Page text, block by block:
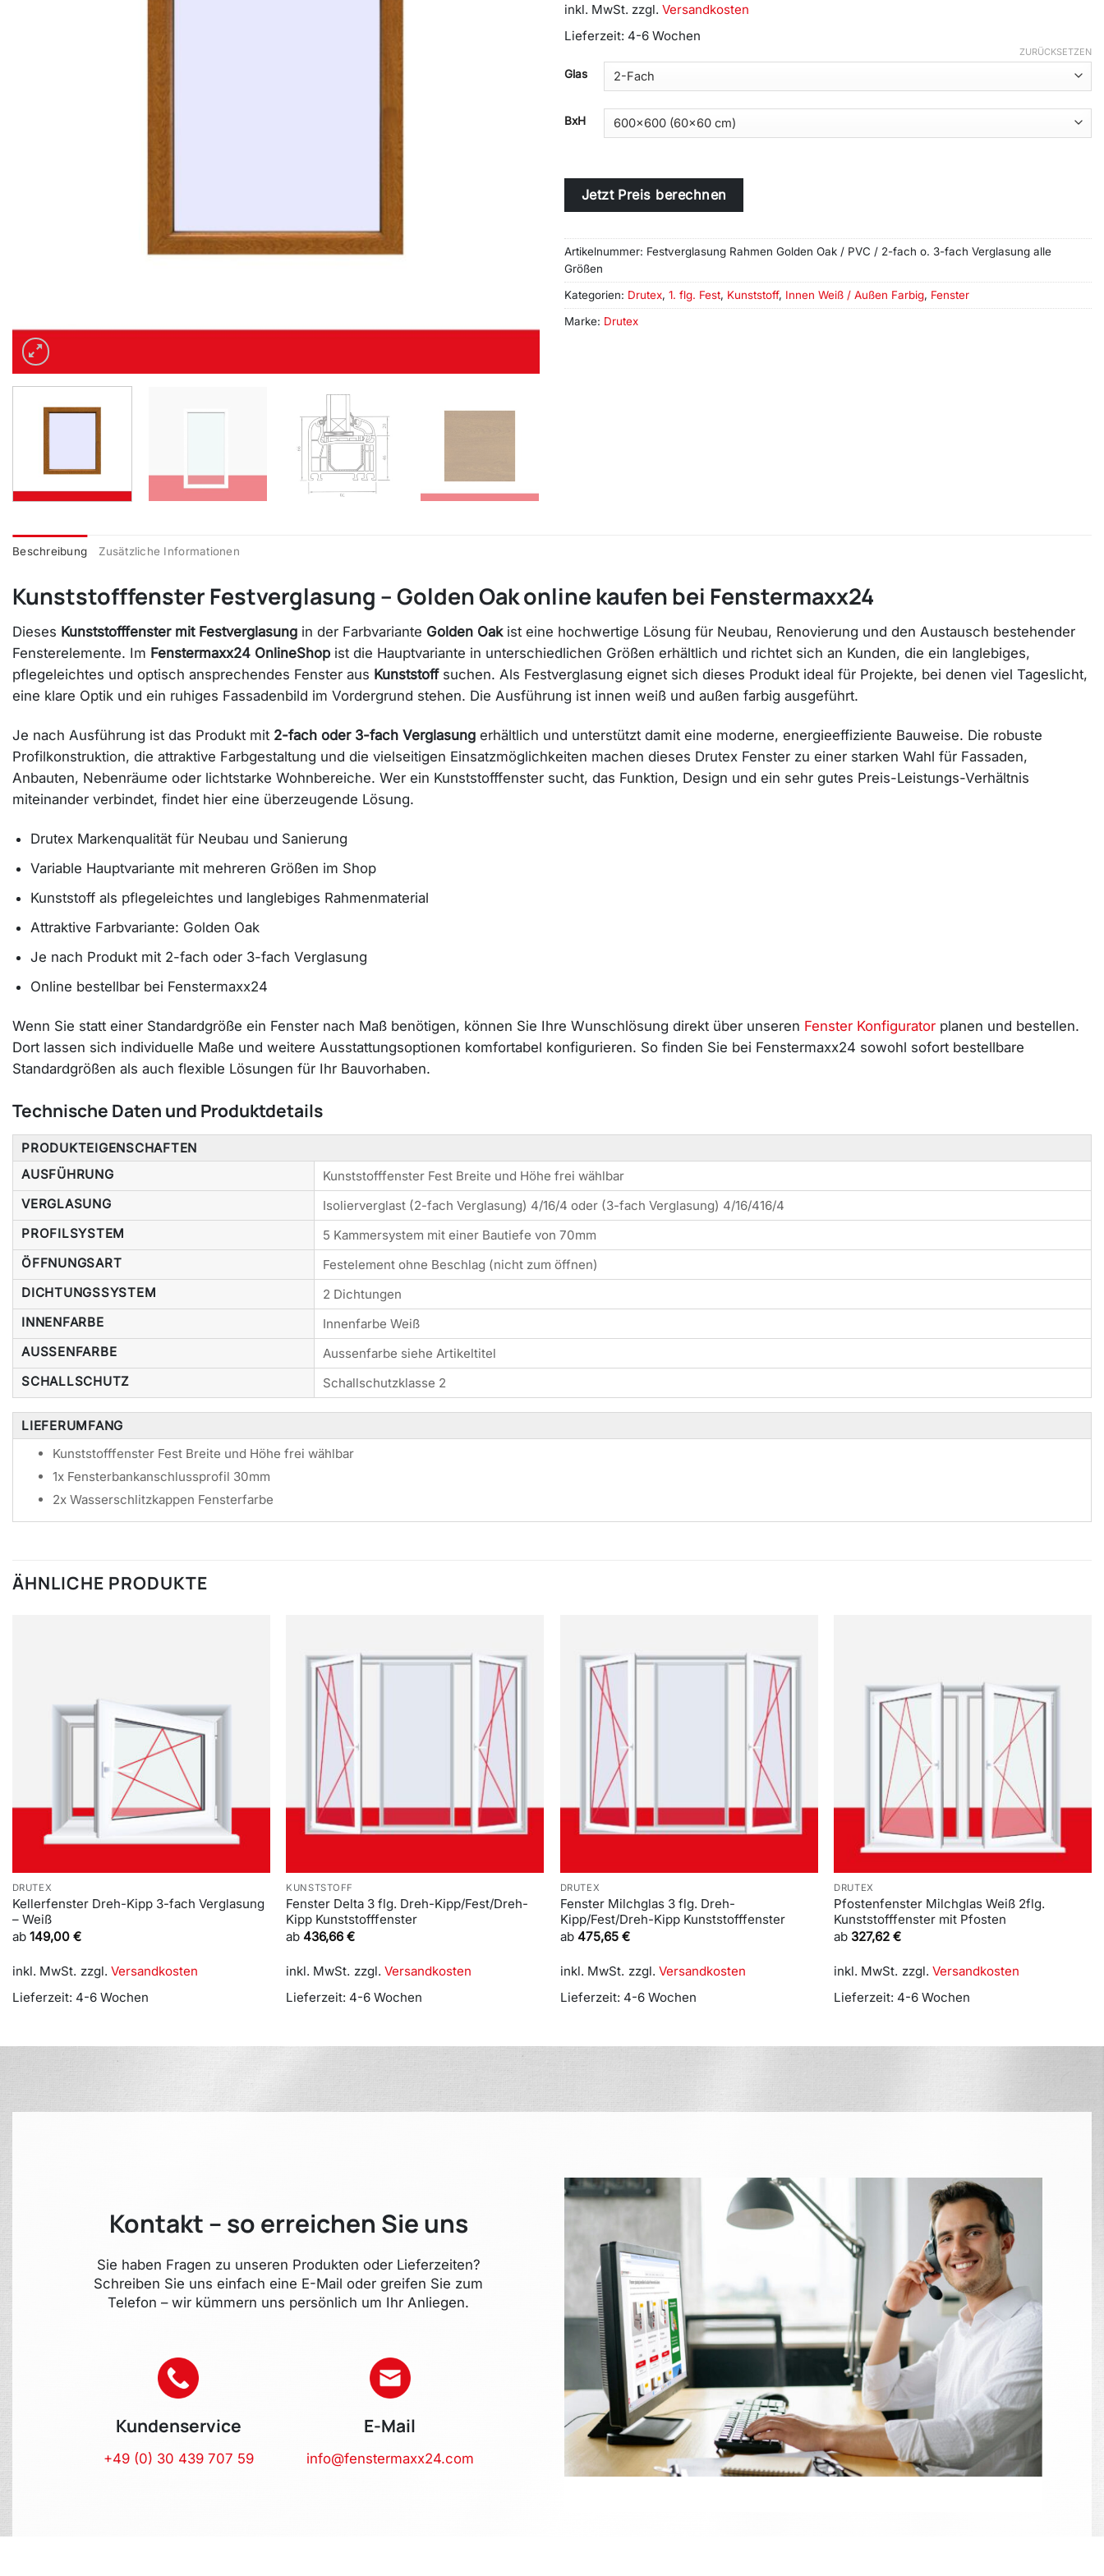
inkl. MwSt. zzgl. Versandkosten
Lieferzeit: 4-6 Wochen
Glas
BxH
ZURÜCKSETZEN
Alternative:
Jetzt Preis berechnen
Artikelnummer: Festverglasung Rahmen Golden Oak / PVC / 2-fach o. 3-fach Verglasung alle
Größen
Kategorien: Drutex, 1. flg. Fest, Kunststoff, Innen Weiß / Außen Farbig, Fenster
Marke: Drutex
Beschreibung Zusätzliche Informationen
Kunststofffenster Festverglasung – Golden Oak online kaufen bei Fenstermaxx24
Dieses Kunststofffenster mit Festverglasung in der Farbvariante Golden Oakist eine hochwertige Lösung für Neubau, Renovierung und den Austausch bestehender
Fensterelemente. Im Fenstermaxx24 OnlineShop ist die Hauptvariante in unterschiedlichen Größen erhältlich und richtet sich an Kunden, die ein langlebiges,
pflegeleichtes und optisch ansprechendes Fenster aus Kunststoffsuchen. Als Festverglasung eignet sich dieses Produkt ideal für Projekte, bei denen viel Tageslicht,
eine klare Optik und ein ruhiges Fassadenbild im Vordergrund stehen. Die Ausführung ist innen weiß und außen farbig ausgeführt.
Je nach Ausführung ist das Produkt mit 2-fach oder 3-fach Verglasung erhältlich und unterstützt damit eine moderne, energieeffiziente Bauweise. Die robuste
Profilkonstruktion, die attraktive Farbgestaltung und die vielseitigen Einsatzmöglichkeiten machen dieses Drutex Fenster zu einer starken Wahl für Fassaden,
Anbauten, Nebenräume oder lichtstarke Wohnbereiche. Wer ein Kunststofffenster sucht, das Funktion, Design und ein sehr gutes Preis-Leistungs-Verhältnis
miteinander verbindet, findet hier eine überzeugende Lösung.
Drutex Markenqualität für Neubau und Sanierung
Variable Hauptvariante mit mehreren Größen im Shop
Kunststoff als pflegeleichtes und langlebiges Rahmenmaterial
Attraktive Farbvariante: Golden Oak
Je nach Produkt mit 2-fach oder 3-fach Verglasung
Online bestellbar bei Fenstermaxx24
Wenn Sie statt einer Standardgröße ein Fenster nach Maß benötigen, können Sie Ihre Wunschlösung direkt über unseren Fenster Konfigurator planen und bestellen.
Dort lassen sich individuelle Maße und weitere Ausstattungsoptionen komfortabel konfigurieren. So finden Sie bei Fenstermaxx24 sowohl sofort bestellbare
Standardgrößen als auch flexible Lösungen für Ihr Bauvorhaben.
Technische Daten und Produktdetails
PRODUKTEIGENSCHAFTEN
AUSFÜHRUNG
Kunststofffenster Fest Breite und Höhe frei wählbar
VERGLASUNG
Isolierverglast (2-fach Verglasung) 4/16/4 oder (3-fach Verglasung) 4/16/416/4
PROFILSYSTEM
5 Kammersystem mit einer Bautiefe von 70mm
ÖFFNUNGSART
Festelement ohne Beschlag (nicht zum öffnen)
DICHTUNGSSYSTEM
2 Dichtungen
INNENFARBE
Innenfarbe Weiß
AUSSENFARBE
Aussenfarbe siehe Artikeltitel
SCHALLSCHUTZ
Schallschutzklasse 2
LIEFERUMFANG
Kunststofffenster Fest Breite und Höhe frei wählbar
1x Fensterbankanschlussprofil 30mm
2x Wasserschlitzkappen Fensterfarbe
ÄHNLICHE PRODUKTE
DRUTEX
Kellerfenster Dreh-Kipp 3-fach Verglasung
– Weiß
ab 149,00 €
inkl. MwSt. zzgl. Versandkosten
Lieferzeit: 4-6 Wochen
KUNSTSTOFF
Fenster Delta 3 flg. Dreh-Kipp/Fest/Dreh-
Kipp Kunststofffenster
ab 436,66€
inkl. MwSt. zzgl.Versandkosten
Lieferzeit: 4-6 Wochen
DRUTEX
Fenster Milchglas 3 flg. Dreh-
Kipp/Fest/Dreh-Kipp Kunststofffenster
ab 475,65 €
inkl. MwSt. zzgl. Versandkosten
Lieferzeit: 4-6 Wochen
DRUTEX
Pfostenfenster Milchglas Weiß 2flg.
Kunststofffenster mit Pfosten
ab 327,62€
inkl. MwSt. zzgl.Versandkosten
Lieferzeit: 4-6 Wochen
Kontakt – so erreichen Sie uns
Sie haben Fragen zu unseren Produkten oder Lieferzeiten?
Schreiben Sie uns einfach eine E-Mail oder greifen Sie zum
Telefon – wir kümmern uns persönlich um Ihr Anliegen.
Kundenservice
+49 (0) 30 439 707 59
E-Mail
info@fenstermaxx24.com